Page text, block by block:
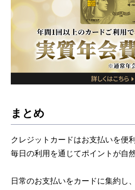
まとめ
クレジットカードはお支払いを便
毎日の利用を通じてポイントが自
日常のお支払いをカードに集約し